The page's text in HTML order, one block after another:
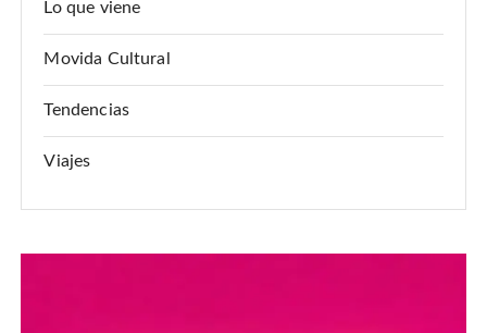
Lo que viene
Movida Cultural
Tendencias
Viajes